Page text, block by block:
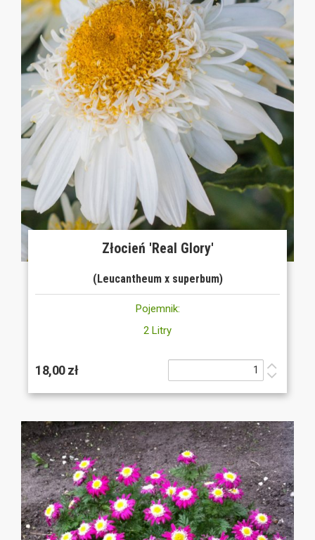
Złocień 'Real Glory'
(Leucantheum x superbum)
Pojemnik:
2 Litry
18,00 zł